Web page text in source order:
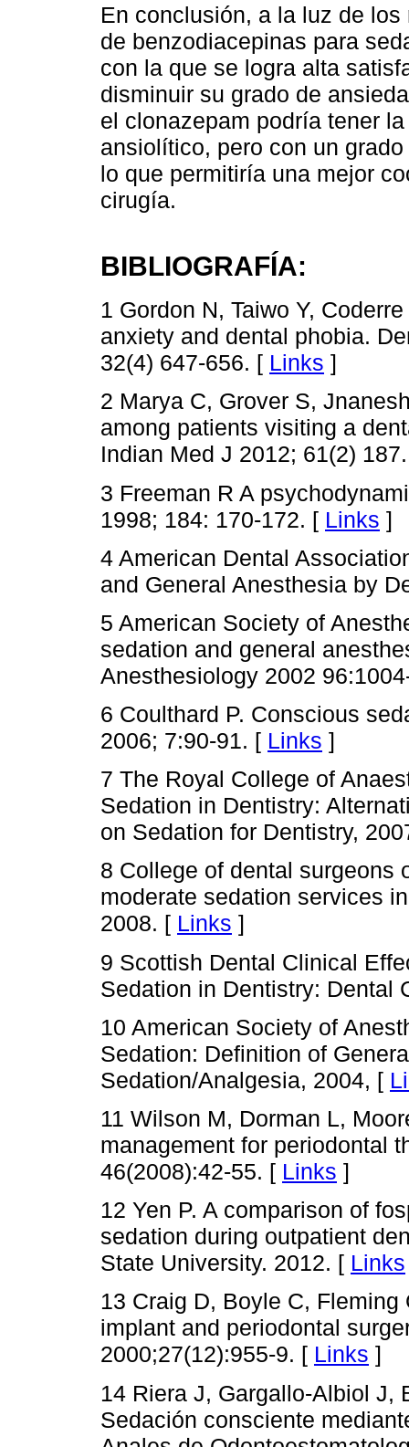
En conclusión, a la luz de
de benzodiacepinas para
con la que se logra alta
disminuir su grado de
el clonazepam podría tener
ansiolítico, pero con un
lo que permitiría una mejor
cirugía.
BIBLIOGRAFÍA:
1 Gordon N, Taiwo Y,
anxiety and dental phobia.
32(4) 647-656. [ Links ]
2 Marya C, Grover S,
among patients visiting a
Indian Med J 2012; 61(2)
3 Freeman R A
1998; 184: 170-172. [ Links ]
4 American Dental
and General Anesthesia by
5 American Society of
sedation and general
Anesthesiology 2002
6 Coulthard P. Conscious
2006; 7:90-91. [ Links ]
7 The Royal College of
Sedation in Dentistry:
on Sedation for Dentistry,
8 College of dental surgeons
moderate sedation services
2008. [ Links ]
9 Scottish Dental Clinical
Sedation in Dentistry: Dental
10 American Society of
Sedation: Definition of
Sedation/Analgesia, 2004, [
11 Wilson M, Dorman L,
management for periodontal
46(2008):42-55. [ Links ]
12 Yen P. A comparison of
sedation during outpatient
State University. 2012. [ Links
13 Craig D, Boyle C,
implant and periodontal
2000;27(12):955-9. [ Links ]
14 Riera J, Gargallo-Albiol J,
Sedación consciente